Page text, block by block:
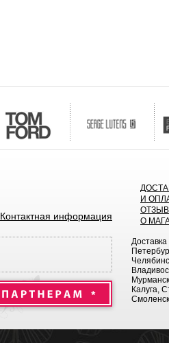
Контактная информация
И
О
Калуга,